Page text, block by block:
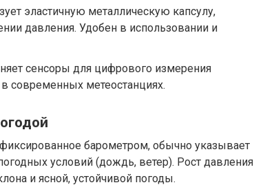
эластичную металлическую капсулу,
давления. Удобен в использовании и
сенсоры для цифрового измерения
современных метеостанциях.
барометром, обычно указывает
условий (дождь, ветер). Рост давления
и ясной, устойчивой погоды.